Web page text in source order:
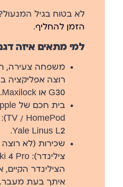
לא בטוח בגיל
הזמן להחליף.
למי מתאים איזה
משפחה צעירה,
רוצה אפליקציה
G30 או Maxilock.
TV / HomePod):
Yale Linus L2.
שכירות (לא
צילינדר):
הצילינדר
איתך בעת מעבר.